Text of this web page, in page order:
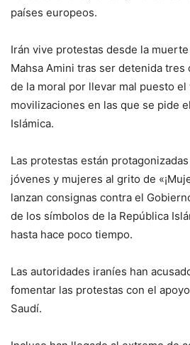
países europeos.
Irán vive protestas desde la
Mahsa Amini tras ser detenida tres
de la moral por llevar mal puesto el
movilizaciones en las que se pide
Islámica.
Las protestas están
jóvenes y mujeres al grito de
lanzan consignas contra el
de los símbolos de la República
hasta hace poco tiempo.
Las autoridades iraníes han
fomentar las protestas con el
Saudí.